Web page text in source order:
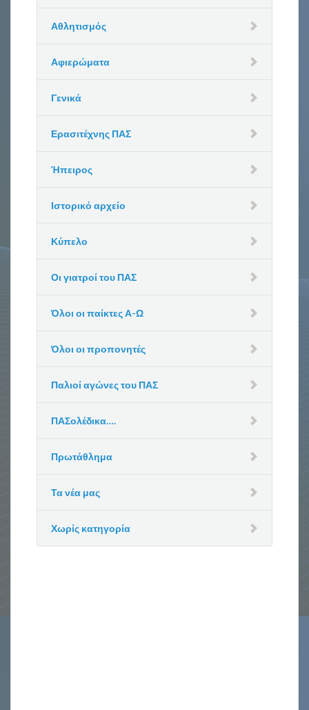
Αθλητισμός
Αφιερώματα
Γενικά
Ερασιτέχνης ΠΑΣ
Ήπειρος
Ιστορικό αρχείο
Κύπελο
Οι γιατροί του ΠΑΣ
Όλοι οι παίκτες Α-Ω
Όλοι οι προπονητές
Παλιοί αγώνες του ΠΑΣ
ΠΑΣολέδικα….
Πρωτάθλημα
Τα νέα μας
Χωρίς κατηγορία